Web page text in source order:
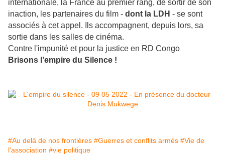
internationale, la France au premier rang, de sortir de son
inaction, les partenaires du film - dont la LDH - se sont
associés à cet appel. Ils accompagnent, depuis lors, sa
sortie dans les salles de cinéma.
Contre l'impunité et pour la justice en RD Congo
Brisons l’empire du Silence !
#Au delà de nos frontières #Guerres et conflits armés #Vie de
l'association #vie politique